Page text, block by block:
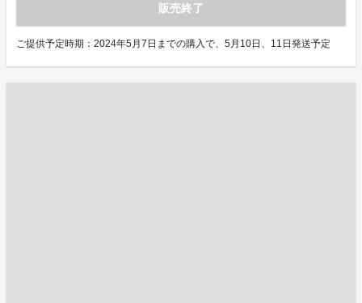
販売終了
ご提供予定時期：2024年5月7日までの購入で、5月10日、11日発送予定